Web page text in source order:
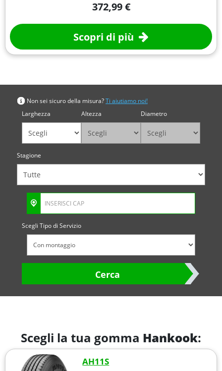
372,99 €
Scopri di più
Non sei sicuro della misura?Ti aiutiamo noi!
Larghezza
Altezza Diametro
Stagione
Scegli Tipo di Servizio
Cerca
Scegli la tua gomma Hankook:
AH11S